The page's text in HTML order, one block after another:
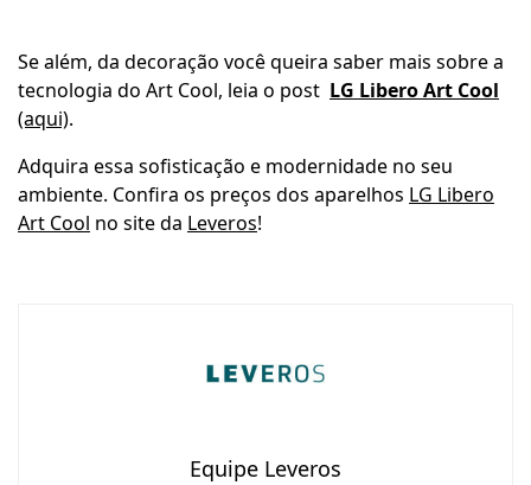
Se além, da decoração você queira saber mais sobre a
tecnologia do Art Cool, leia o post LG Libero Art Cool
(aqui).
Adquira essa sofisticação e modernidade no seu
ambiente. Confira os preços dos aparelhos LG Libero
Art Cool no site da Leveros!
Equipe Leveros